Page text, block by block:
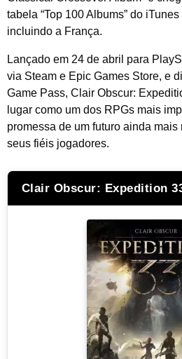
tabela “Top 100 Albums” do
incluindo a França.
Lançado em 24 de abril para
via Steam e Epic Games Store, e
Game Pass, Clair Obscur:
lugar como um dos RPGs mais
promessa de um futuro ainda
seus fiéis jogadores.
Clair Obscur: Expedition